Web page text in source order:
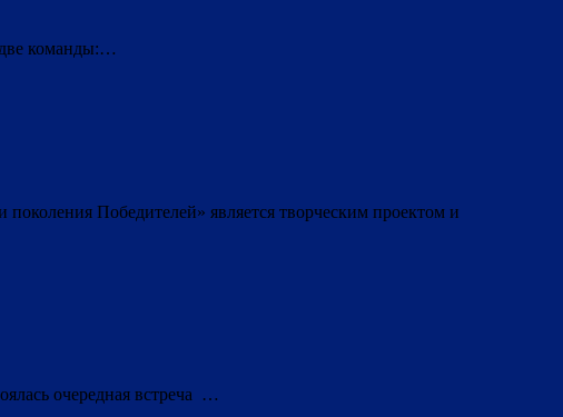
команды:…
Победителей» является творческим проектом и
очередная встреча …